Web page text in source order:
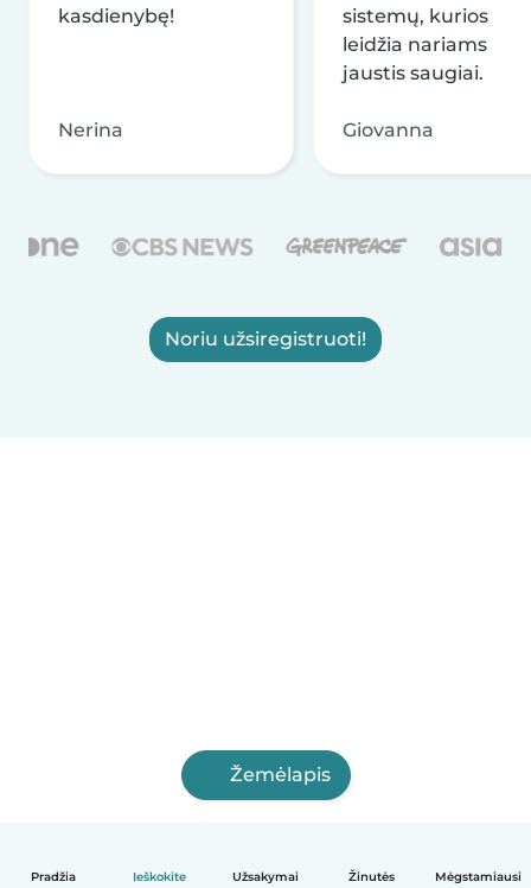
Pradžia Ieškokite Užsakymai Žinutės Mėgstamiausi
kasdienybę!
Nerina
sistemų, kurios
leidžia nariams
jaustis saugiai.
Giovanna
Noriu užsiregistruoti!
Žemėlapis